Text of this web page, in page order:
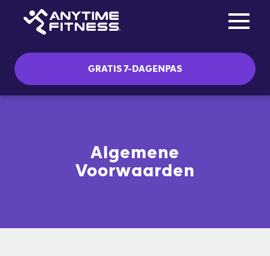
GRATIS 7-DAGENPAS
Algemene
Voorwaarden